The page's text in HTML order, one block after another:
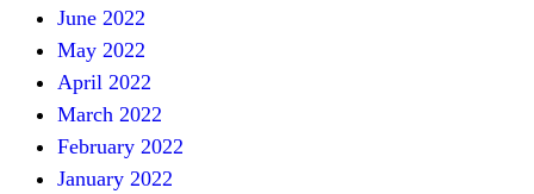
June 2022
May 2022
April 2022
March 2022
February 2022
January 2022